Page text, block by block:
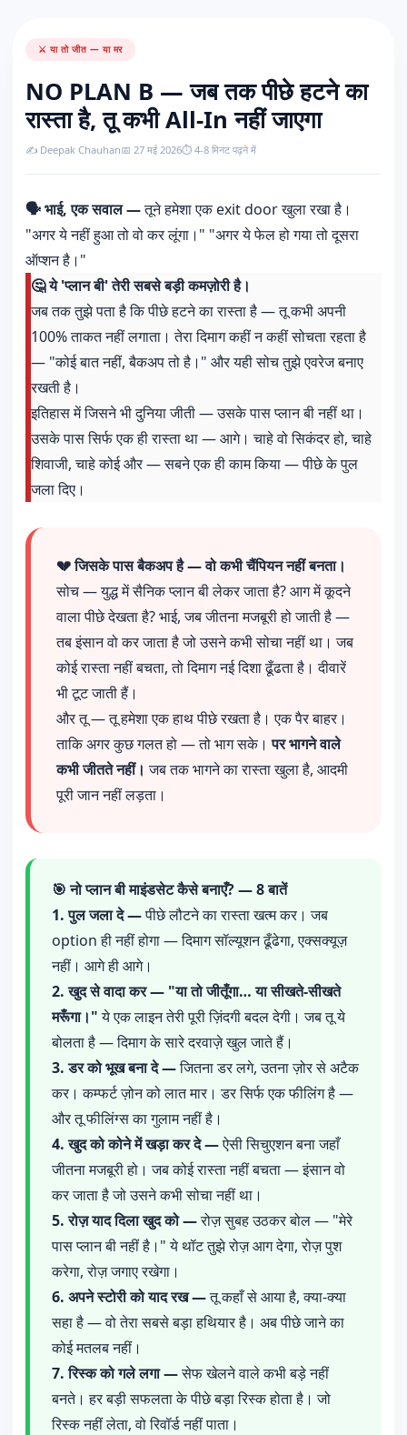
⚔️ या तो जीत — या मर
NO PLAN B — जब तक पीछे हटने का
रास्ता है, तू कभी All-In नहीं जाएगा
✍️ Deepak Chauhan📅 27 मई 2026⏱️ 4-8 मिनट पढ़ने में
🗣️ भाई, एक सवाल —तूने हमेशा एक exit door खुला रखा है।
"अगर ये नहीं हुआ तो वो कर लूंगा।" "अगर ये फेल हो गया तो दूसरा
ऑप्शन है।"
🤔 ये 'प्लान बी' तेरी सबसे बड़ी कमज़ोरी है।
जब तक तुझे पता है कि पीछे हटने का रास्ता है — तू कभी अपनी
100% ताकत नहीं लगाता। तेरा दिमाग कहीं न कहीं सोचता रहता है
— "कोई बात नहीं, बैकअप तो है।" और यही सोच तुझे एवरेज बनाए
रखती है।
इतिहास में जिसने भी दुनिया जीती — उसके पास प्लान बी नहीं था।
उसके पास सिर्फ एक ही रास्ता था — आगे। चाहे वो सिकंदर हो, चाहे
शिवाजी, चाहे कोई और — सबने एक ही काम किया — पीछे के पुल
जला दिए।
💔 जिसके पास बैकअप है — वो कभी चैंपियन नहीं बनता।
सोच — युद्ध में सैनिक प्लान बी लेकर जाता है? आग में कूदने
वाला पीछे देखता है? भाई, जब जीतना मजबूरी हो जाती है —
तब इंसान वो कर जाता है जो उसने कभी सोचा नहीं था। जब
कोई रास्ता नहीं बचता, तो दिमाग नई दिशा ढूँढता है। दीवारें
भी टूट जाती हैं।
और तू — तू हमेशा एक हाथ पीछे रखता है। एक पैर बाहर।
ताकि अगर कुछ गलत हो — तो भाग सके।पर भागने वाले
कभी जीतते नहीं। जब तक भागने का रास्ता खुला है, आदमी
पूरी जान नहीं लड़ता।
🎯 नो प्लान बी माइंडसेट कैसे बनाएँ? — 8 बातें
1. पुल जला दे —पीछे लौटने का रास्ता खत्म कर। जब
option ही नहीं होगा — दिमाग सॉल्यूशन ढूँढेगा, एक्सक्यूज़
नहीं। आगे ही आगे।
2. खुद से वादा कर — "या तो जीतूँगा… या सीखते-सीखते
मरूँगा।"ये एक लाइन तेरी पूरी ज़िंदगी बदल देगी। जब तू ये
बोलता है — दिमाग के सारे दरवाज़े खुल जाते हैं।
3. डर को भूख बना दे —जितना डर लगे, उतना ज़ोर से अटैक
कर। कम्फर्ट ज़ोन को लात मार। डर सिर्फ एक फीलिंग है —
और तू फीलिंग्स का गुलाम नहीं है।
4. खुद को कोने में खड़ा कर दे —ऐसी सिचुएशन बना जहाँ
जीतना मजबूरी हो। जब कोई रास्ता नहीं बचता — इंसान वो
कर जाता है जो उसने कभी सोचा नहीं था।
5. रोज़ याद दिला खुद को —रोज़ सुबह उठकर बोल — "मेरे
पास प्लान बी नहीं है।" ये थॉट तुझे रोज़ आग देगा, रोज़ पुश
करेगा, रोज़ जगाए रखेगा।
6. अपने स्टोरी को याद रख —तू कहाँ से आया है, क्या-क्या
सहा है — वो तेरा सबसे बड़ा हथियार है। अब पीछे जाने का
कोई मतलब नहीं।
7. रिस्क को गले लगा —सेफ खेलने वाले कभी बड़े नहीं
बनते। हर बड़ी सफलता के पीछे बड़ा रिस्क होता है। जो
रिस्क नहीं लेता, वो रिवॉर्ड नहीं पाता।